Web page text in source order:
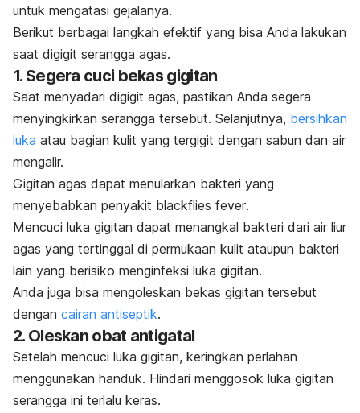
untuk mengatasi gejalanya.
Berikut berbagai langkah efektif yang bisa Anda lakukan
saat digigit serangga agas.
1. Segera cuci bekas gigitan
Saat menyadari digigit agas, pastikan Anda segera
menyingkirkan serangga tersebut. Selanjutnya, bersihkan
luka atau bagian kulit yang tergigit dengan sabun dan air
mengalir.
Gigitan agas dapat menularkan bakteri yang
menyebabkan penyakit blackflies fever.
Mencuci luka gigitan dapat menangkal bakteri dari air liur
agas yang tertinggal di permukaan kulit ataupun bakteri
lain yang berisiko menginfeksi luka gigitan.
Anda juga bisa mengoleskan bekas gigitan tersebut
dengan cairan antiseptik.
2. Oleskan obat antigatal
Setelah mencuci luka gigitan, keringkan perlahan
menggunakan handuk. Hindari menggosok luka gigitan
serangga ini terlalu keras.